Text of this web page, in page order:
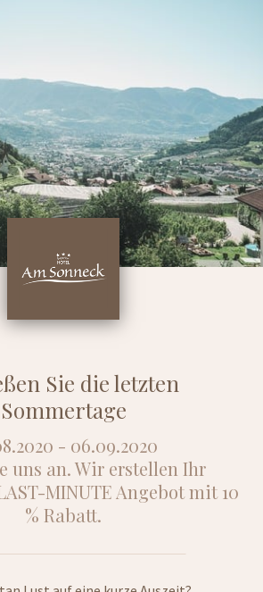
Sie die letzten
Sommertage
- 06.09.2020
uns an. Wir erstellen Ihr
MINUTE Angebot mit 10
% Rabatt.